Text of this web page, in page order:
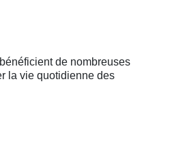
bénéficient de nombreuses
la vie quotidienne des